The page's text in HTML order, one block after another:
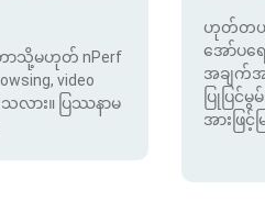
ာသို့မဟုတ် nPerf
video
လား။ ပြဿနာမ
ဟုတ်တယ်
အော်ပရ
အချက်အ
ပြုပြင်မွ
အားဖြ